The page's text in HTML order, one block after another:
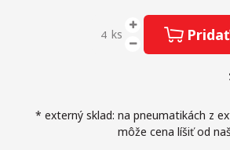
ks
* externý sklad: na pneumatikách z
môže cena líšiť od